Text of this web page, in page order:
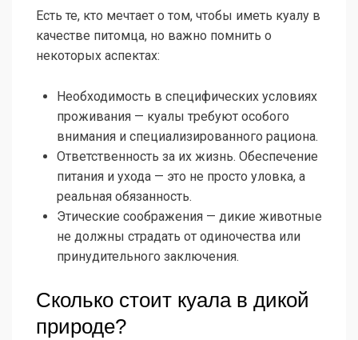
Есть те, кто мечтает о том, чтобы иметь куалу в
качестве питомца, но важно помнить о
некоторых аспектах:
Необходимость в специфических условиях
проживания — куалы требуют особого
внимания и специализированного рациона.
Ответственность за их жизнь. Обеспечение
питания и ухода — это не просто уловка, а
реальная обязанность.
Этические соображения — дикие животные
не должны страдать от одиночества или
принудительного заключения.
Сколько стоит куала в дикой
природе?